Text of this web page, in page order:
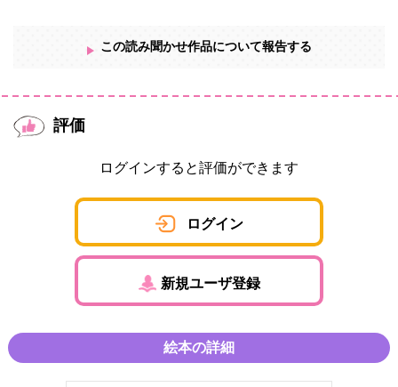
この読み聞かせ作品について報告する
評価
ログインすると評価ができます
ログイン
新規ユーザ登録
絵本の詳細